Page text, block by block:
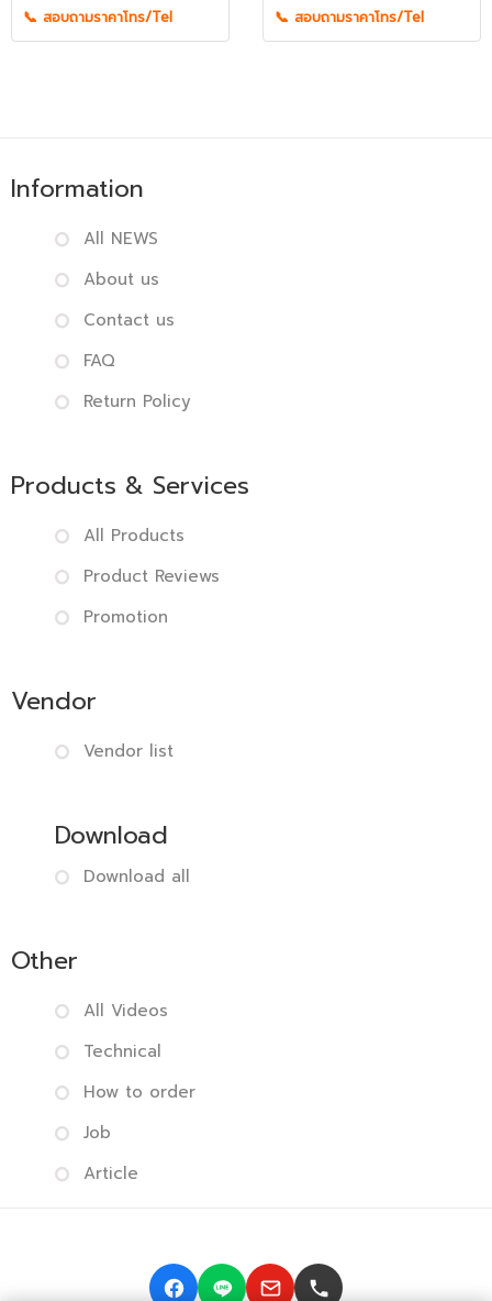
📞 สอบถามราคาโทร/Tel 📞 สอบถามราคาโทร/Tel
Information
All NEWS
About us
Contact us
FAQ
Return Policy
Products & Services
All Products
Product Reviews
Promotion
Vendor
Vendor list
Download
Download all
Other
All Videos
Technical
How to order
Job
Article